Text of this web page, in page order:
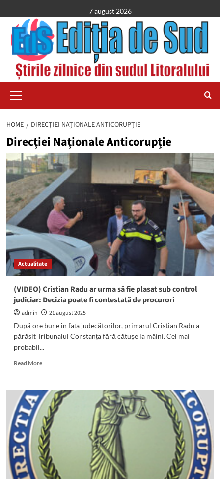
to
content
7 august 2026
Menu
HOME DIRECȚIEI NAȚIONALE ANTICORUPȚIE
Direcției Naționale Anticorupție
Actualitate
(VIDEO) Cristian Radu ar urma să fie plasat sub control
judiciar: Decizia poate fi contestată de procurori
admin
21 august 2025
După ore bune în fața judecătorilor, primarul Cristian Radu a
părăsit Tribunalul Constanța fără cătușe la mâini. Cel mai
probabil...
Read MoreRead
(VIDEO)
Cristian
Radu
ar
urma
să
fie
plasat
sub
control